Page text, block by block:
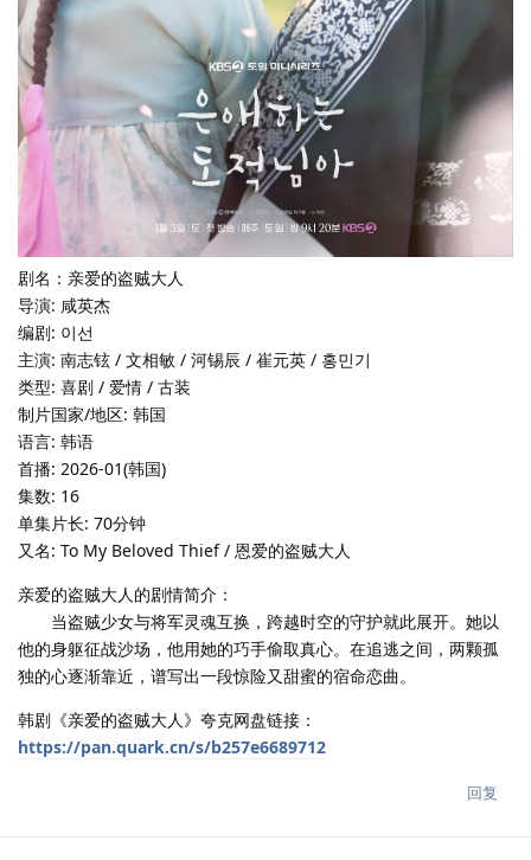
剧名：亲爱的盗贼大人
导演: 咸英杰
编剧: 이선
主演: 南志铉 / 文相敏 / 河锡辰 / 崔元英 / 홍민기
类型: 喜剧 / 爱情 / 古装
制片国家/地区: 韩国
语言: 韩语
首播: 2026-01(韩国)
集数: 16
单集片长: 70分钟
又名: To My Beloved Thief / 恩爱的盗贼大人
亲爱的盗贼大人的剧情简介：
当盗贼少女与将军灵魂互换，跨越时空的守护就此展开。她以
他的身躯征战沙场，他用她的巧手偷取真心。在追逃之间，两颗孤
独的心逐渐靠近，谱写出一段惊险又甜蜜的宿命恋曲。
韩剧《亲爱的盗贼大人》夸克网盘链接：
https://pan.quark.cn/s/b257e6689712
回复